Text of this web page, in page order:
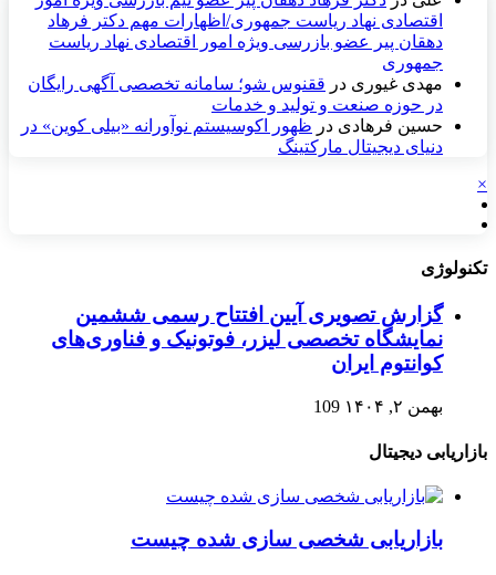
اقتصادی نهاد رياست جمهوری/اظهارات مهم دکتر فرهاد
دهقان پیر عضو بازرسی ویژه امور اقتصادی نهاد ریاست
جمهوری
مهدی غیوری در ققنوس شو؛ سامانه تخصصی آگهی رایگان
در حوزه صنعت و تولید و خدمات
حسین فرهادی در ظهور اکوسیستم نوآورانه «بیلی کوین» در
دنیای دیجیتال مارکتینگ
×
تکنولوژی
گزارش تصویری آیین افتتاح رسمی ششمین
نمایشگاه تخصصی لیزر، فوتونیک و فناوری‌های
کوانتوم ایران
بهمن ۲, ۱۴۰۴ 109
بازاریابی دیجیتال
بازاریابی شخصی سازی شده چیست